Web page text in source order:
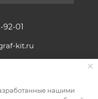
92-01
kit.ru
р-н,
1 этажнашими